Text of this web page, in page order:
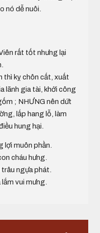
nó dễ nuôi.
rất tốt nhưng lại
thì kỵ chôn cất, xuất
lãnh gia tài, khởi công
; NHƯNG nên dứt
lấp hang lỗ, làm
hung hại.
lợi muôn phần.
cháu hưng.
ngựa phát.
vui mưng.